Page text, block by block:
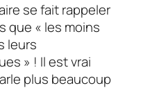
se fait rappeler
que « les moins
leurs
» ! Il est vrai
plus beaucoup